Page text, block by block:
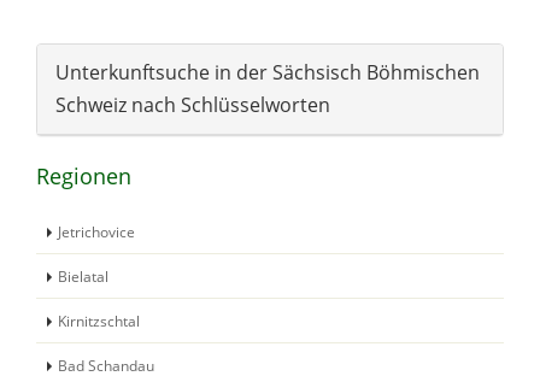
Unterkunftsuche in der Sächsisch Böhmischen
Schweiz nach Schlüsselworten
Regionen
Jetrichovice
Bielatal
Kirnitzschtal
Bad Schandau